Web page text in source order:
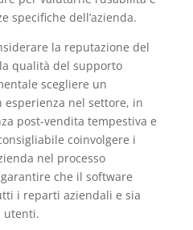
specifiche dell’azienda.
la reputazione del
qualità del supporto
scegliere un
nel settore, in
post-vendita tempestiva e
coinvolgere i
nel processo
che il software
i reparti aziendali e sia
utenti.